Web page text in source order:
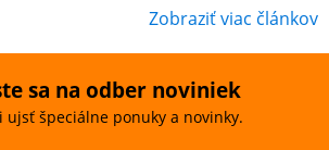
Zobraziť viac článkov
sa na odber noviniek
ujsť špeciálne ponuky a novinky.